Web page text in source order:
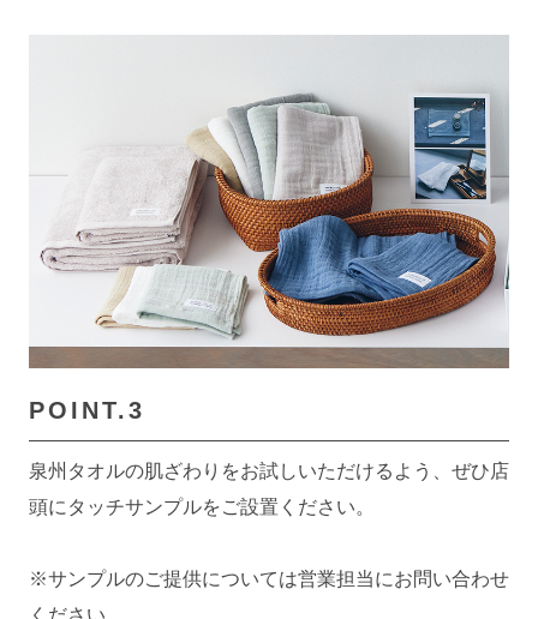
POINT.3
泉州タオルの肌ざわりをお試しいただけるよう、ぜひ店
頭にタッチサンプルをご設置ください。
※サンプルのご提供については営業担当にお問い合わせ
ください。